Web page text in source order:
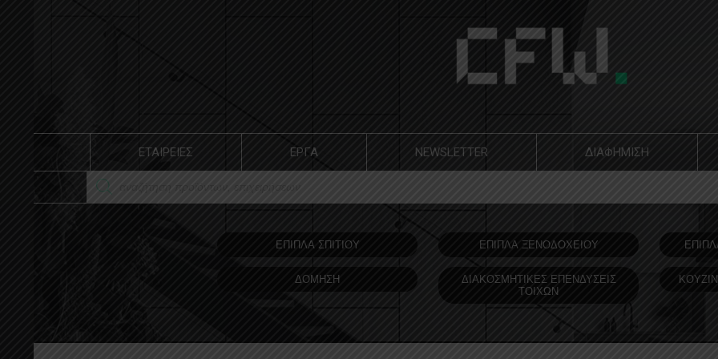
ΕΤΑΙΡΕΙΕΣ ΕΡΓΑ NEWSLETTER ΔΙΑΦΗΜΙΣΗ
ΕΠΙΠΛΑ ΣΠΙΤΙΟΥ ΕΠΙΠΛΑ ΞΕΝΟΔOΧΕΙΟΥ
ΔΟΜΗΣΗ
ΔΙΑΚΟΣΜΗΤΙΚΕΣ ΕΠΕΝΔΥΣΕΙΣ
ΤΟΙΧΩΝ